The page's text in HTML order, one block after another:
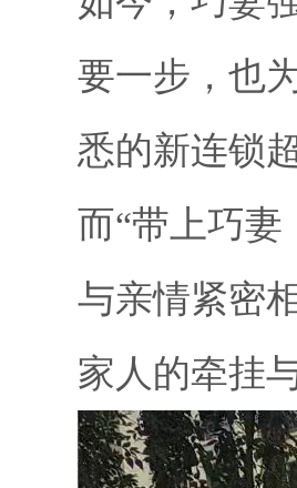
要一步，也
悉的新连锁
而“带上巧
与亲情紧密
家人的牵挂